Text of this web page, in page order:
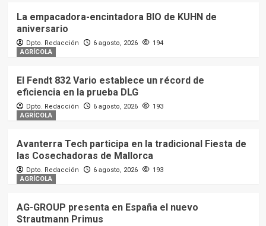
La empacadora-encintadora BIO de KUHN de
aniversario
Dpto. Redacción 6 agosto, 2026
194
AGRÍCOLA
El Fendt 832 Vario establece un récord de
eficiencia en la prueba DLG
Dpto. Redacción 6 agosto, 2026
193
AGRÍCOLA
Avanterra Tech participa en la tradicional Fiesta de
las Cosechadoras de Mallorca
Dpto. Redacción 6 agosto, 2026
193
AGRÍCOLA
AG-GROUP presenta en España el nuevo
Strautmann Primus